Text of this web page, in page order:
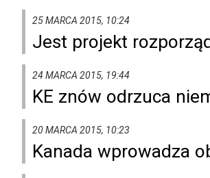
25 MARCA 2015, 10:24
Jest projekt
24 MARCA 2015, 19:44
KE znów odrzuca
20 MARCA 2015, 10:23
Kanada wprowadza